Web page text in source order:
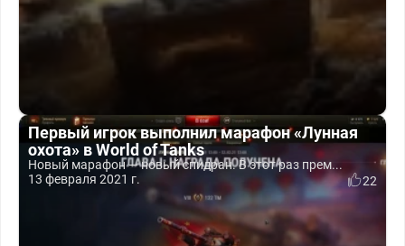
Первый игрок выполнил марафон «Лунная
охота» в World of Tanks
Новый марафон — новый спидран. В этот раз прем...
13 февраля 2021 г.
22